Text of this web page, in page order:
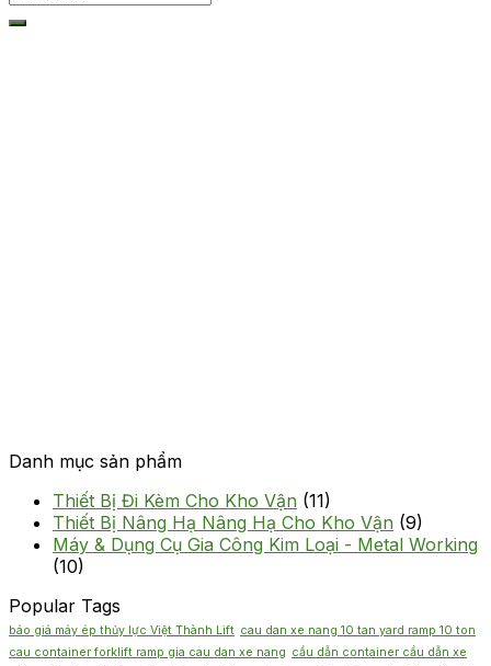
Danh mục sản phẩm
Thiết Bị Đi Kèm Cho Kho Vận (11)
Thiết Bị Nâng Hạ Nâng Hạ Cho Kho Vận (9)
Máy & Dụng Cụ Gia Công Kim Loại - Metal Working
(10)
Popular Tags
báo giá máy ép thủy lực Việt Thành Lift cau dan xe nang 10 tan yard ramp 10 ton
cau container forklift ramp gia cau dan xe nang cầu dẫn container cầu dẫn xe